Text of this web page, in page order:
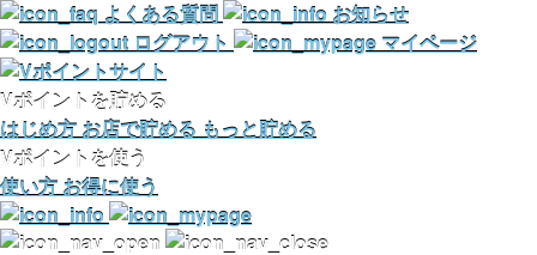
よくある質問
お知らせ
ログアウト
マイページ
Vポイントを貯める
はじめ方 お店で貯める もっと貯める
Vポイントを使う
使い方 お得に使う